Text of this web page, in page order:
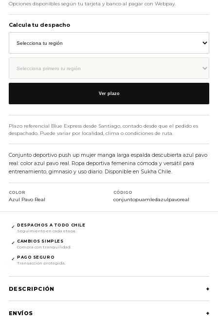
Opciones disponibles según tu tarjeta y banco al pagar con Webpay.
Calcula tu despacho
Ver plazo
Plazo referencial Blue Express desde Santiago, contado desde que el pedido es
despachado. Puede variar por localidad, clima o condiciones de ruta.
Conjunto deportivo push up mujer manga larga espalda descubierta azul pavo
real: color azul pavo real. Ropa deportiva femenina cómoda y versátil para
entrenamiento, gimnasio y uso diario. Disponible en Sukha Chile.
COLOR
Azul Pavo Real
CÓDIGO
conjuntopuamledazulpavoreal
✓ DESPACHOS A TODO CHILE
Seguimiento en cada etapa.
✓ CAMBIOS SIMPLES
Compra con tranquilidad.
✓ PAGO SEGURO
Transacción protegida.
DESCRIPCIÓN +
ENVÍOS +